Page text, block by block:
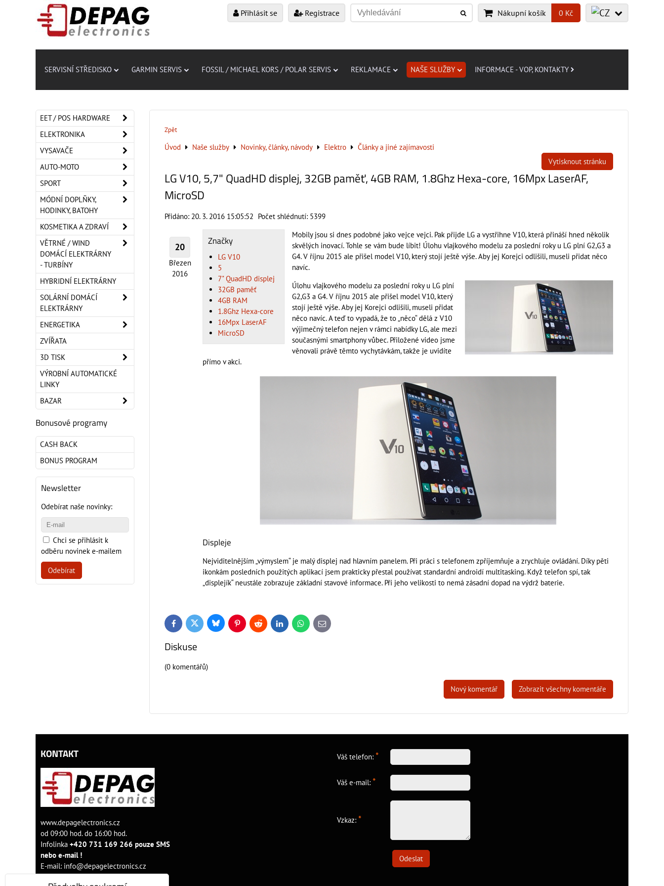
Přihlásit se Registrace Nákupní košík 0 Kč
SERVISNÍ STŘEDISKO GARMIN SERVIS FOSSIL / MICHAEL KORS / POLAR SERVIS REKLAMACE NAŠE SLUŽBY INFORMACE - VOP, KONTAKTY
Zpět
Úvod Naše služby Novinky, články, návody Elektro
Články a jiné zajímavosti
Vytisknout stránku
LG V10, 5,7" QuadHD displej, 32GB paměť, 4GB RAM, 1.8Ghz Hexa-core, 16Mpx LaserAF,
MicroSD
Přidáno: 20. 3. 2016 15:05:52 Počet shlédnutí: 5399
20
Březen
2016
Značky
LG V10
5
7" QuadHD displej
32GB paměť
4GB RAM
1.8Ghz Hexa-core
16Mpx LaserAF
MicroSD
Mobily jsou si dnes podobné jako vejce vejci. Pak přijde LG a vystřihne V10, která přináší hned několik
skvělých inovací. Tohle se vám bude líbit! Úlohu vlajkového modelu za poslední roky u LG plní G2,G3 a
G4. V říjnu 2015 ale přišel model V10, který stojí ještě výše. Aby jej Korejci odlišili, museli přidat něco
navíc.
Úlohu vlajkového modelu za poslední roky u LG plní
G2,G3 a G4. V říjnu 2015 ale přišel model V10, který
stojí ještě výše. Aby jej Korejci odlišili, museli přidat
něco navíc. A teď to vypadá, že to „něco“ dělá z V10
výjimečný telefon nejen v rámci nabídky LG, ale mezi
současnými smartphony vůbec. Přiložené video jsme
věnovali právě těmto vychytávkám, takže je uvidíte
přímo v akci.
Displeje
Nejviditelnějším „výmyslem“ je malý displej nad hlavním panelem. Při práci s telefonem zpříjemňuje a zrychluje ovládání. Díky pěti
ikonkám posledních použitých aplikací jsem prakticky přestal používat standardní androidí multitasking. Když telefon spí, tak
„displejík“ neustále zobrazuje základní stavové informace. Při jeho velikosti to nemá zásadní dopad na výdrž baterie.
FacebookTwitter BlueskyPinterestReddit LinkedInWhatsApp
E-
mail
Diskuse
(0 komentářů)
Zobrazit všechny komentáře
Nový komentář
EET / POS HARDWARE
ELEKTRONIKA
VYSAVAČE
AUTO-MOTO
SPORT
MÓDNÍ DOPLŇKY,
HODINKY, BATOHY
KOSMETIKA A ZDRAVÍ
VĚTRNÉ / WIND
DOMÁCÍ ELEKTRÁRNY
- TURBÍNY
HYBRIDNÍ ELEKTRÁRNY
SOLÁRNÍ DOMÁCÍ
ELEKTRÁRNY
ENERGETIKA
ZVÍŘATA
3D TISK
VÝROBNÍ AUTOMATICKÉ
LINKY
BAZAR
Bonusové programy
CASH BACK
BONUS PROGRAM
Newsletter
Odebírat naše novinky:
Chci se přihlásit k
odběru novinek e-mailem
Odebírat
KONTAKT
www.depagelectronics.cz
od 09:00 hod. do 16:00 hod.
Infolinka +420 731 169 266 pouze SMS
nebo e-mail !
E-mail: info@depagelectronics.cz
Váš telefon: *
Váš e-mail: *
Vzkaz: *
Odeslat